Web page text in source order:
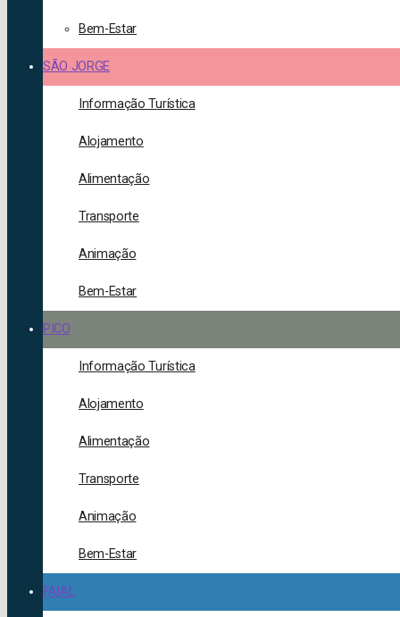
Bem-Estar
SÃO JORGE
Informação Turística
Alojamento
Alimentação
Transporte
Animação
Bem-Estar
PICO
Informação Turística
Alojamento
Alimentação
Transporte
Animação
Bem-Estar
FAIAL